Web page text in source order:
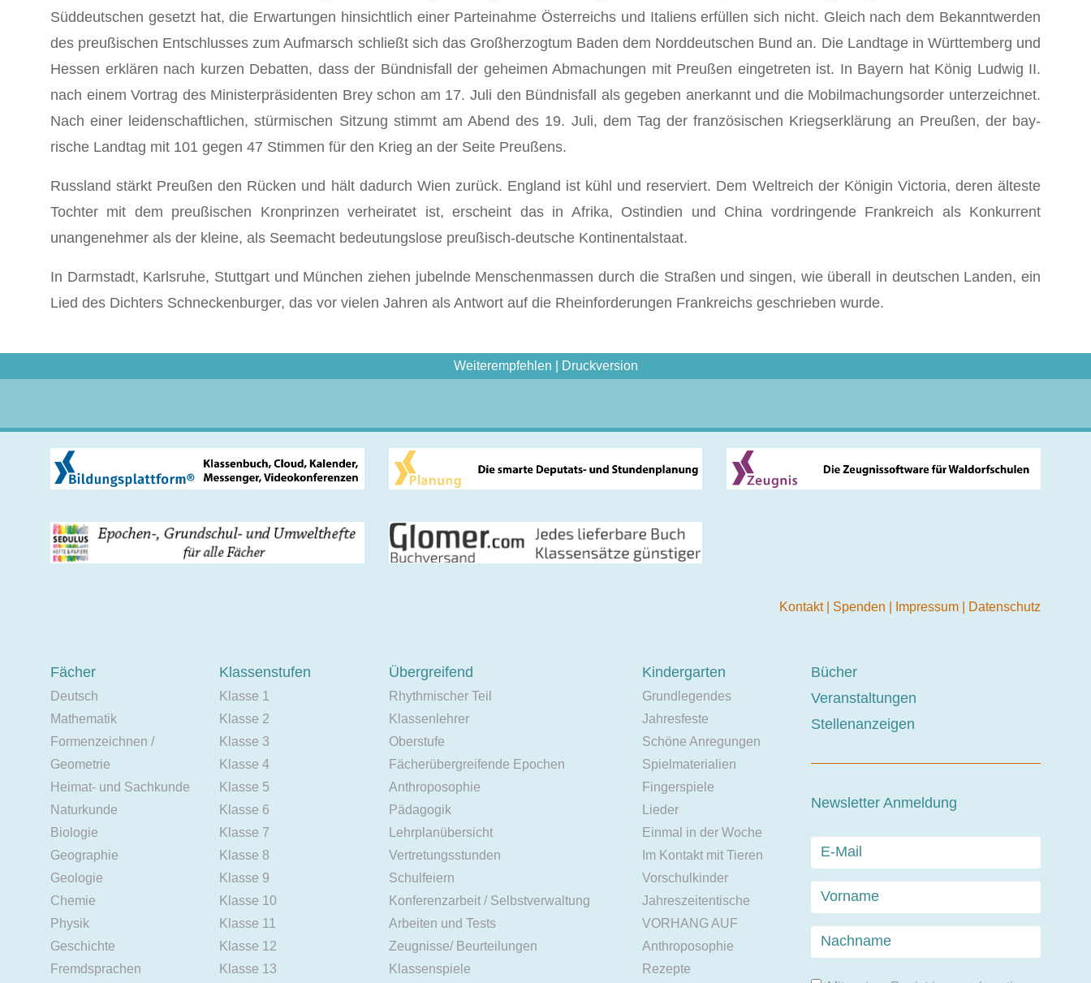
Süddeutschen gesetzt hat, die Erwartungen hinsichtlich einer Parteinahme Österreichs und Italiens erfüllen sich nicht. Gleich nach dem Bekanntwerden
des preußischen Entschlusses zum Aufmarsch schließt sich das Großherzogtum Baden dem Norddeutschen Bund an. Die Landtage in Württemberg und
Hes­sen erklären nach kurzen Debatten, dass der Bündnisfall der ge­heimen Abmachungen mit Preußen eingetreten ist. In Bayern hat König Ludwig II.
nach einem Vortrag des Ministerpräsidenten Brey schon am 17. Juli den Bündnisfall als gegeben anerkannt und die Mobilmachungsorder unterzeichnet.
Nach einer leiden­schaftlichen, stürmischen Sitzung stimmt am Abend des 19. Juli, dem Tag der französischen Kriegserklärung an Preußen, der bay­
rische Landtag mit 101 gegen 47 Stimmen für den Krieg an der Seite Preußens.
Russland stärkt Preußen den Rücken und hält dadurch Wien zurück. England ist kühl und reserviert. Dem Weltreich der Kö­nigin Victoria, deren älteste
Tochter mit dem preußischen Kron­prinzen verheiratet ist, erscheint das in Afrika, Ostindien und China vordringende Frankreich als Konkurrent
unangenehmer als der kleine, als Seemacht bedeutungslose preußisch-deutsche Kontinentalstaat.
In Darmstadt, Karlsruhe, Stuttgart und München ziehen ju­belnde Menschenmassen durch die Straßen und singen, wie über­all in deutschen Landen, ein
Lied des Dichters Schneckenburger, das vor vielen Jahren als Antwort auf die Rheinforderungen Frankreichs geschrieben wurde.
Weiterempfehlen Druckversion
Kontakt Spenden Impressum Datenschutz
Fächer
Deutsch
Mathematik
Formenzeichnen /
Geometrie
Heimat- und Sachkunde
Naturkunde
Biologie
Geographie
Geologie
Chemie
Physik
Geschichte
Fremdsprachen
Klassenstufen
Klasse 1
Klasse 2
Klasse 3
Klasse 4
Klasse 5
Klasse 6
Klasse 7
Klasse 8
Klasse 9
Klasse 10
Klasse 11
Klasse 12
Klasse 13
Übergreifend
Rhythmischer Teil
Klassenlehrer
Oberstufe
Fächerübergreifende Epochen
Anthroposophie
Pädagogik
Lehrplanübersicht
Vertretungsstunden
Schulfeiern
Konferenzarbeit / Selbstverwaltung
Arbeiten und Tests
Zeugnisse/ Beurteilungen
Klassenspiele
Kindergarten
Grundlegendes
Jahresfeste
Schöne Anregungen
Spielmaterialien
Fingerspiele
Lieder
Einmal in der Woche
Im Kontakt mit Tieren
Vorschulkinder
Jahreszeitentische
VORHANG AUF
Anthroposophie
Rezepte
Bücher
Veranstaltungen
Stellenanzeigen
Newsletter Anmeldung